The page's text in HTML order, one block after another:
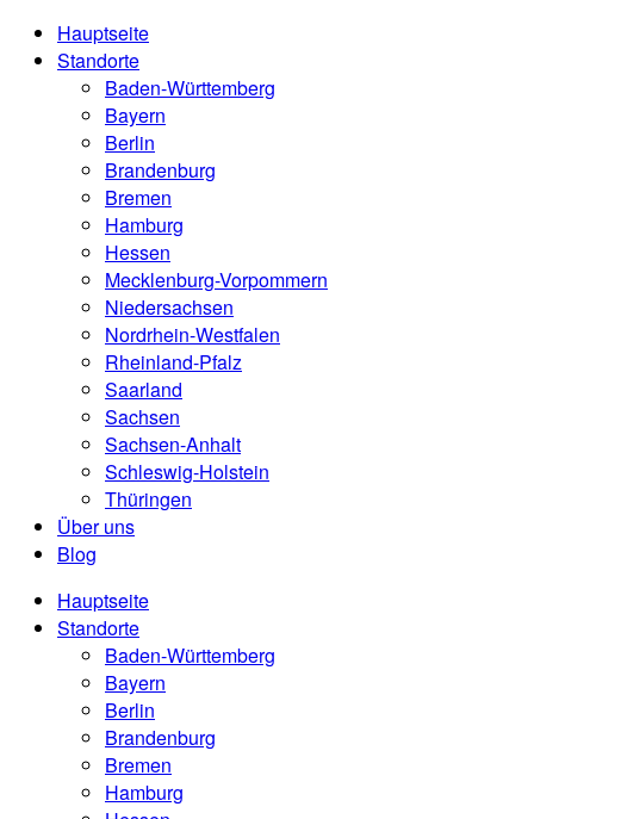
Hauptseite
Standorte
Baden-Württemberg
Bayern
Berlin
Brandenburg
Bremen
Hamburg
Hessen
Mecklenburg-Vorpommern
Niedersachsen
Nordrhein-Westfalen
Rheinland-Pfalz
Saarland
Sachsen
Sachsen-Anhalt
Schleswig-Holstein
Thüringen
Über uns
Blog
Hauptseite
Standorte
Baden-Württemberg
Bayern
Berlin
Brandenburg
Bremen
Hamburg